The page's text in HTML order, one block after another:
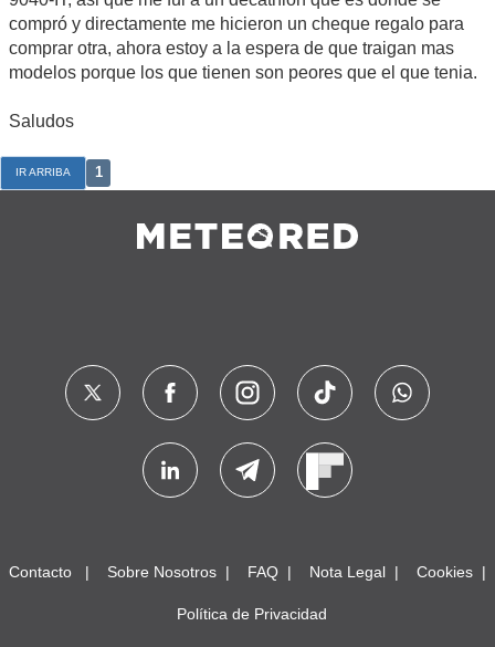
compró y directamente me hicieron un cheque regalo para
comprar otra, ahora estoy a la espera de que traigan mas
modelos porque los que tienen son peores que el que tenia.
Saludos
IR ARRIBA 1
Contacto Sobre Nosotros FAQ Nota Legal Cookies
Política de Privacidad